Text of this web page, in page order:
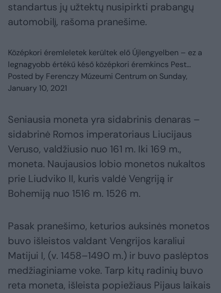
standartus jų užtektų nusipirkti prabangų
automobilį, rašoma pranešime.
Középkori éremleletek kerültek elő Újlengyelben – ez a
legnagyobb értékű késő középkori éremkincs Pest...
Posted by Ferenczy Múzeumi Centrum on Sunday,
January 10, 2021
Seniausia moneta yra sidabrinis denaras –
sidabrinė Romos imperatoriaus Liucijaus
Veruso, valdžiusio nuo 161 m. Iki 169 m.,
moneta. Naujausios lobio monetos nukaltos
prie Liudviko II, kuris valdė Vengriją ir
Bohemiją nuo 1516 m. 1526 m.
Pasak pranešimo, keturios auksinės monetos
buvo išleistos valdant Vengrijos karaliui
Matijui I, (v. 1458–1490 m.) ir buvo paslėptos
medžiaginiame voke. Tarp kitų radinių buvo
reta moneta, išleista popiežiaus Pijaus laikais